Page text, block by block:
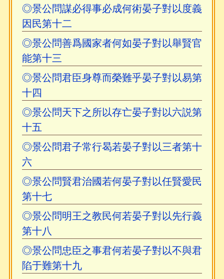
◎景公問謀必得事必成何術晏子對以度義
因民第十二
◎景公問善爲國家者何如晏子對以舉賢官
能第十三
◎景公問君臣身尊而榮難乎晏子對以易第
十四
◎景公問天下之所以存亡晏子對以六説第
十五
◎景公問君子常行曷若晏子對以三者第十
六
◎景公問賢君治國若何晏子對以任賢愛民
第十七
◎景公問明王之教民何若晏子對以先行義
第十八
◎景公問忠臣之事君何若晏子對以不與君
陷于難第十九